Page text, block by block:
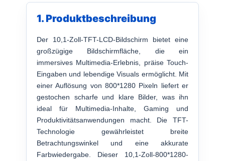
1. Produktbeschreibung
Der 10,1-Zoll-TFT-LCD-Bildschirm bietet eine
großzügige Bildschirmfläche, die ein
immersives Multimedia-Erlebnis, präise Touch-
Eingaben und lebendige Visuals ermöglicht. Mit
einer Auflösung von 800*1280 Pixeln liefert er
gestochen scharfe und klare Bilder, was ihn
ideal für Multimedia-Inhalte, Gaming und
Produktivitätsanwendungen macht. Die TFT-
Technologie gewährleistet breite
Betrachtungswinkel und eine akkurate
Farbwiedergabe. Dieser 10,1-Zoll-800*1280-